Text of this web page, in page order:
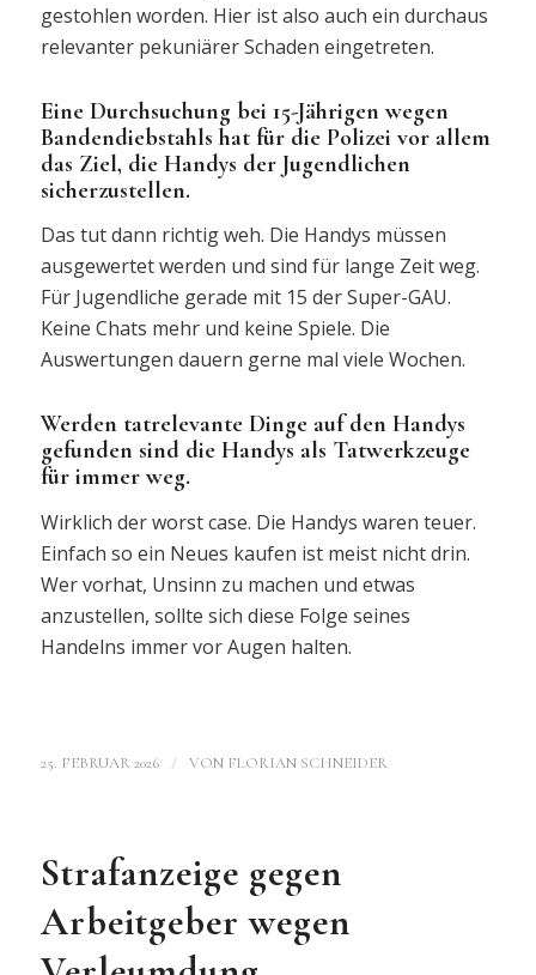
gestohlen worden. Hier ist also auch ein durchaus
relevanter pekuniärer Schaden eingetreten.
Eine Durchsuchung bei 15-Jährigen wegen
Bandendiebstahls hat für die Polizei vor allem
das Ziel, die Handys der Jugendlichen
sicherzustellen.
Das tut dann richtig weh. Die Handys müssen
ausgewertet werden und sind für lange Zeit weg.
Für Jugendliche gerade mit 15 der Super-GAU.
Keine Chats mehr und keine Spiele. Die
Auswertungen dauern gerne mal viele Wochen.
Werden tatrelevante Dinge auf den Handys
gefunden sind die Handys als Tatwerkzeuge
für immer weg.
Wirklich der worst case. Die Handys waren teuer.
Einfach so ein Neues kaufen ist meist nicht drin.
Wer vorhat, Unsinn zu machen und etwas
anzustellen, sollte sich diese Folge seines
Handelns immer vor Augen halten.
25. FEBRUAR 2026 / VON FLORIAN SCHNEIDER
Strafanzeige gegen
Arbeitgeber wegen